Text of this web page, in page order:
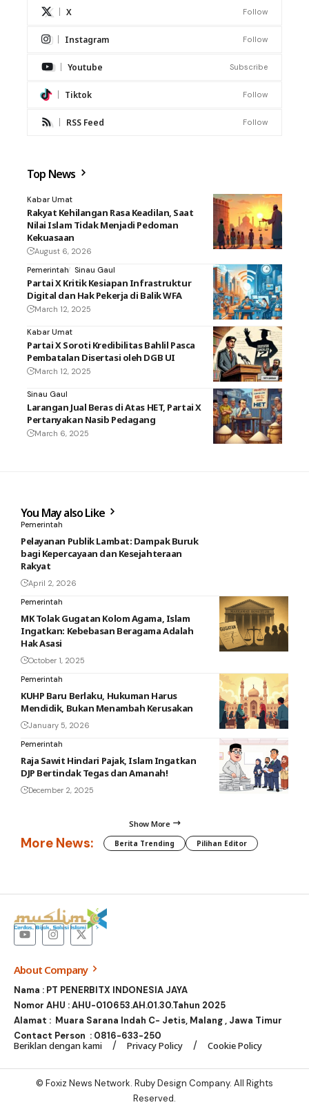
X Follow
Instagram Follow
Youtube Subscribe
Tiktok Follow
RSS Feed Follow
Top News
Kabar Umat
Rakyat Kehilangan Rasa Keadilan, Saat
Nilai Islam Tidak Menjadi Pedoman
Kekuasaan
August 6, 2026
Pemerintah
Sinau Gaul
Partai X Kritik Kesiapan Infrastruktur
Digital dan Hak Pekerja di Balik WFA
March 12, 2025
Kabar Umat
Partai X Soroti Kredibilitas Bahlil Pasca
Pembatalan Disertasi oleh DGB UI
March 12, 2025
Sinau Gaul
Larangan Jual Beras di Atas HET, Partai X
Pertanyakan Nasib Pedagang
March 6, 2025
You May also Like
Pemerintah
Pelayanan Publik Lambat: Dampak Buruk
bagi Kepercayaan dan Kesejahteraan
Rakyat
April 2, 2026
Pemerintah
MK Tolak Gugatan Kolom Agama, Islam
Ingatkan: Kebebasan Beragama Adalah
Hak Asasi
October 1, 2025
Pemerintah
KUHP Baru Berlaku, Hukuman Harus
Mendidik, Bukan Menambah Kerusakan
January 5, 2026
Pemerintah
Raja Sawit Hindari Pajak, Islam Ingatkan
DJP Bertindak Tegas dan Amanah!
December 2, 2025
Show More
More News: Berita Trending Pilihan Editor
About Company
Nama : PT PENERBITX INDONESIA JAYA
Nomor AHU : AHU-010653.AH.01.30.Tahun 2025
Alamat : Muara Sarana Indah C- Jetis, Malang , Jawa Timur
Contact Person : 0816-633-250
Beriklan dengan kami Privacy Policy Cookie Policy
© Foxiz News Network. Ruby Design Company. All Rights
Reserved.